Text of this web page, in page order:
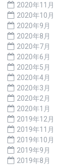
2020年11月
2020年10月
2020年9月
2020年8月
2020年7月
2020年6月
2020年5月
2020年4月
2020年3月
2020年2月
2020年1月
2019年12月
2019年11月
2019年10月
2019年9月
2019年8月